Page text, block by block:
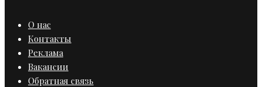
О нас
Контакты
Реклама
Вакансии
Обратная связь